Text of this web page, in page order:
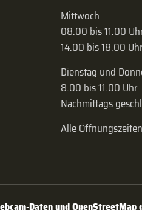
Mittwoch
08.00 bis 11.00
14.00 bis 18.00 Uhr
Dienstag und
8.00 bis 11.00 Uhr
Nachmittags
Alle
Daten und